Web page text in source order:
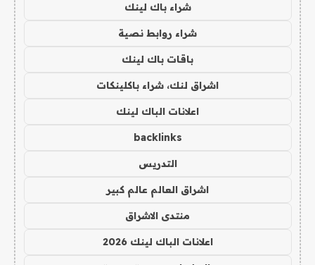
شراء باك لينك
شراء روابط نصية
باقات باك لينك
اشراق لنك، شراء باكلينكات
اعلانات الباك لينك
backlinks
التدريس
اشراق العالم عالم كبير
منتدى الاشراق
اعلانات الباك لينك 2026